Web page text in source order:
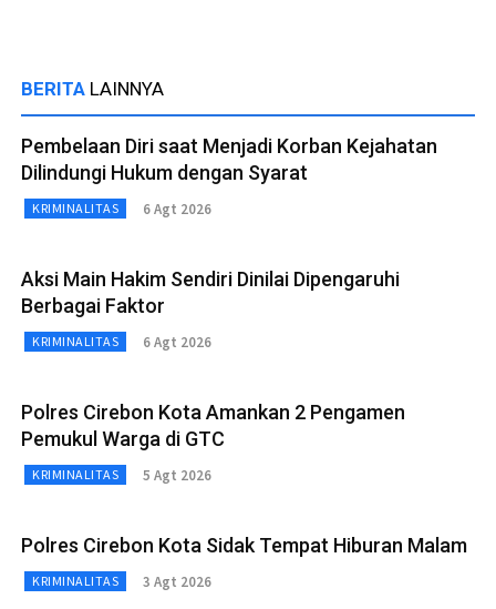
BERITA LAINNYA
Pembelaan Diri saat Menjadi Korban Kejahatan
Dilindungi Hukum dengan Syarat
KRIMINALITAS 6 Agt 2026
Aksi Main Hakim Sendiri Dinilai Dipengaruhi
Berbagai Faktor
KRIMINALITAS 6 Agt 2026
Polres Cirebon Kota Amankan 2 Pengamen
Pemukul Warga di GTC
KRIMINALITAS 5 Agt 2026
Polres Cirebon Kota Sidak Tempat Hiburan Malam
KRIMINALITAS 3 Agt 2026